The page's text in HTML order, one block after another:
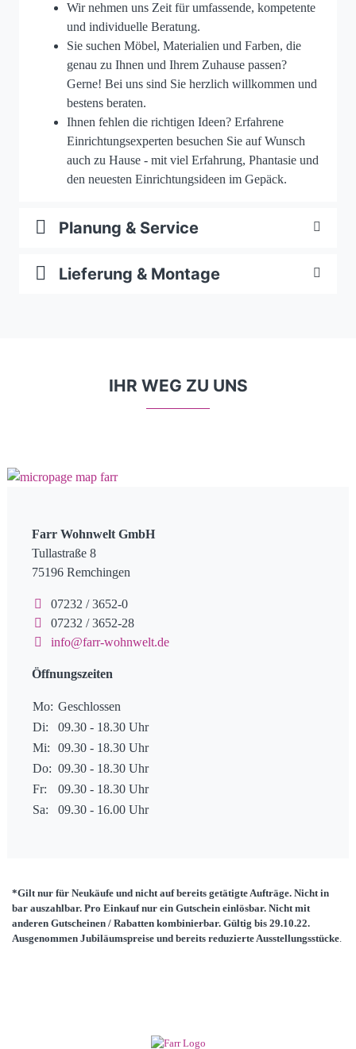
Wir nehmen uns Zeit für umfassende, kompetente
und individuelle Beratung.
Sie suchen Möbel, Materialien und Farben, die
genau zu Ihnen und Ihrem Zuhause passen?
Gerne! Bei uns sind Sie herzlich willkommen und
bestens beraten.
Ihnen fehlen die richtigen Ideen? Erfahrene
Einrichtungsexperten besuchen Sie auf Wunsch
auch zu Hause - mit viel Erfahrung, Phantasie und
den neuesten Einrichtungsideen im Gepäck.
Planung & Service
Lieferung & Montage
IHR WEG ZU UNS
Farr Wohnwelt GmbH
Tullastraße 8
75196 Remchingen
07232 / 3652-0
07232 / 3652-28
info@farr-wohnwelt.de
Öffnungszeiten
Mo: Geschlossen
Di:
09.30 - 18.30 Uhr
Mi:
09.30 - 18.30 Uhr
Do: 09.30 - 18.30 Uhr
Fr:
09.30 - 18.30 Uhr
Sa:
09.30 - 16.00 Uhr
*Gilt nur für Neukäufe und nicht auf bereits getätigte Aufträge. Nicht in
bar auszahlbar. Pro Einkauf nur ein Gutschein einlösbar. Nicht mit
anderen Gutscheinen / Rabatten kombinierbar. Gültig bis 29.10.22.
Ausgenommen Jubiläumspreise und bereits reduzierte Ausstellungsstücke